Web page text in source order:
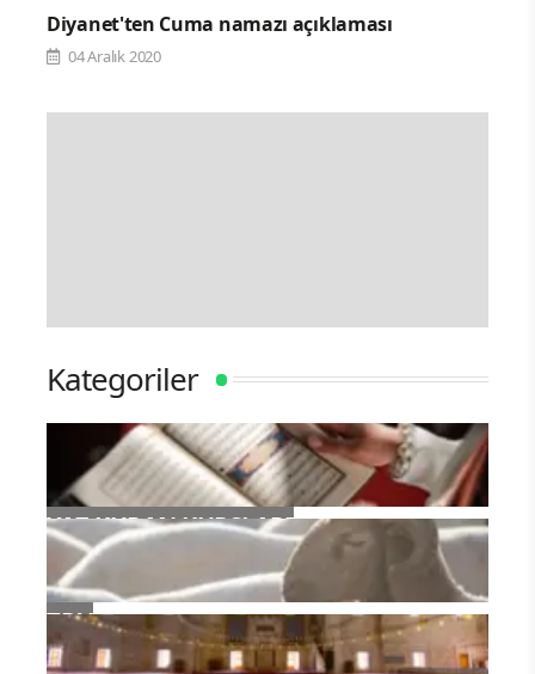
Diyanet'ten Cuma namazı açıklaması
04 Aralık 2020
Kategoriler
YAZ KURAN KURSLARI
TDV